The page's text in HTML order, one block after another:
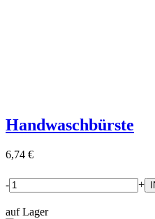
Handwaschbürste
6,74 €
- +
auf Lager